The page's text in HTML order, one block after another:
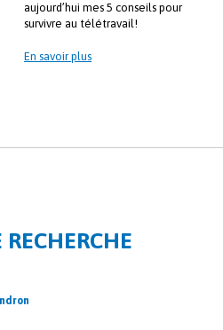
aujourd’hui mes 5 conseils pour
survivre au télétravail!
En savoir plus
RECHERCHE